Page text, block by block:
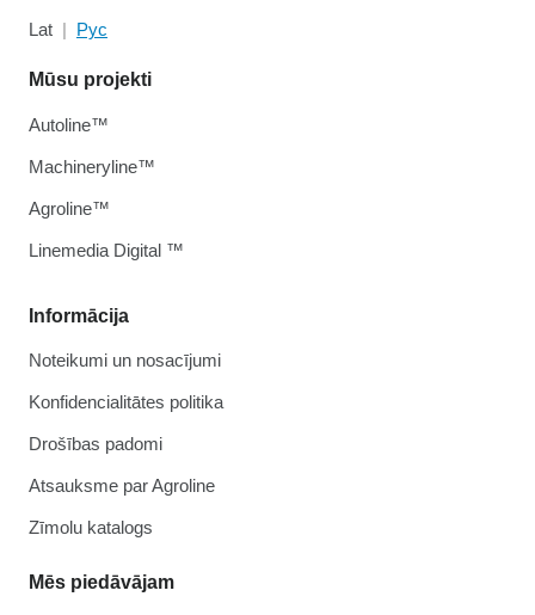
Lat Рус
Informācija
Noteikumi un nosacījumi
Konfidencialitātes politika
Drošības padomi
Atsauksme par Agroline
Zīmolu katalogs
Mēs piedāvājam
Mūsu projekti
Autoline™
Machineryline™
Agroline™
Linemedia Digital ™